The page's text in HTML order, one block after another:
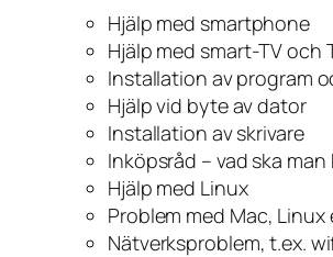
Hjälp med smartphone
Hjälp med smart-TV och
Installation av program
Hjälp vid byte av dator
Installation av skrivare
Inköpsråd – vad ska man
Hjälp med Linux
Problem med Mac,
Nätverksproblem, t.ex.